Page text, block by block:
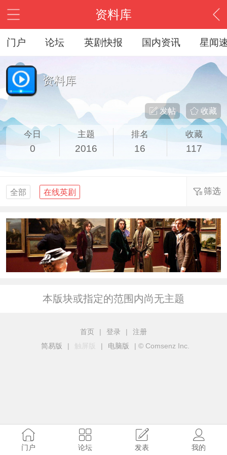
资料库
门户 论坛 英剧快报 国内资讯 星闻
资料库
收藏
发帖
今日
0
主题
2016
排名
16
收藏
117
全部 在线英剧 筛选
本版块或指定的范围内尚无主题
首页 | 登录 |
注册
简易版
| 触屏版 | 电脑版 | © Comsenz Inc.
门户 论坛 发表 我的